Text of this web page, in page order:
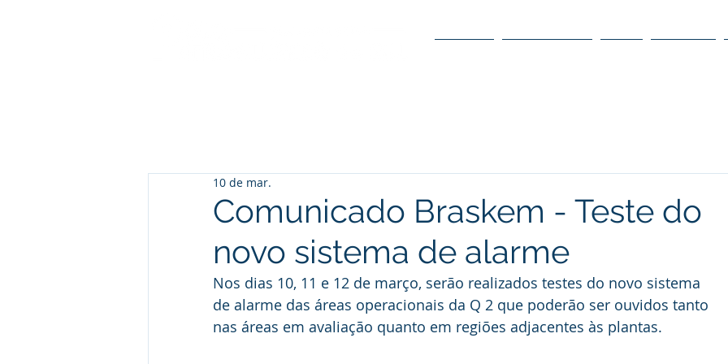
Comunicado Braskem - Teste do
novo sistema de alarme
10 de mar.
Nos dias 10, 11 e 12 de março, serão realizados testes do novo sistema
de alarme das áreas operacionais da Q 2 que poderão ser ouvidos tanto
nas áreas em avaliação quanto em regiões adjacentes às plantas.